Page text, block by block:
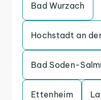
Bad Wurzach
Hochstadt an
Bad Soden-
Ettenheim